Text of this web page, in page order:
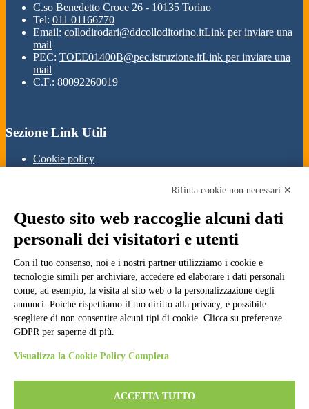
C.so Benedetto Croce 26 - 10135 Torino
Tel: 011 01166770
Email: collodirodari@ddcolloditorino.itLink per inviare una
mail
PEC: TOEE01400B@pec.istruzione.itLink per inviare una
mail
C.F.: 80092260019
Sezione Link Utili
Cookie policy
Ufficio Relazioni con il Pubblico
Obiettivi di accessibilità
Whistleblowing
Gestione consensi cookie
Amministrazione trasparente
Pagina visualizzata353900volte
Sezione Copyright
Parma S.p.A. | Divisione Publishing & New Social Media
Rifiuta cookie non necessari ✕
Questo sito web raccoglie alcuni dati
personali dei visitatori e utenti
Con il tuo consenso, noi e i nostri partner utilizziamo i cookie e
tecnologie simili per archiviare, accedere ed elaborare i dati personali
come, ad esempio, la visita al sito web o la personalizzazione degli
annunci. Poiché rispettiamo il tuo diritto alla privacy, è possibile
scegliere di non consentire alcuni tipi di cookie. Clicca su preferenze
GDPR per saperne di più.
Visualizza la Cookie Policy Completa
ACCETTA TUTTO